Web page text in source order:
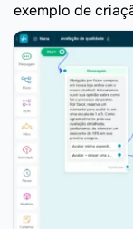
exemplo de